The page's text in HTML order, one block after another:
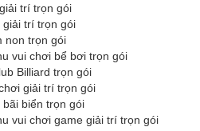
trí trọn gói
trí trọn gói
non trọn gói
vui chơi bể bơi trọn gói
Billiard trọn gói
giải trí trọn gói
biển trọn gói
vui chơi game giải trí trọn gói